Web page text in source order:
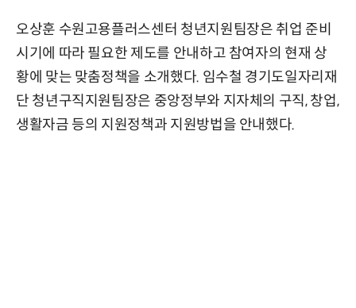
오상훈 수원고용플러스센터 청년지원팀장은 취업 준비
시기에 따라 필요한 제도를 안내하고 참여자의 현재 상
황에 맞는 맞춤정책을 소개했다. 임수철 경기도일자리재
단 청년구직지원팀장은 중앙정부와 지자체의 구직, 창업,
생활자금 등의 지원정책과 지원방법을 안내했다.